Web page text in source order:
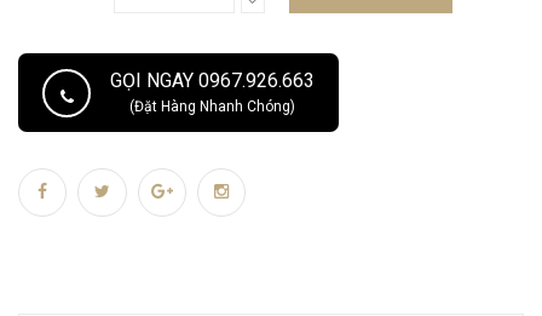
GỌI NGAY 0967.926.663
(Đặt Hàng Nhanh Chóng)